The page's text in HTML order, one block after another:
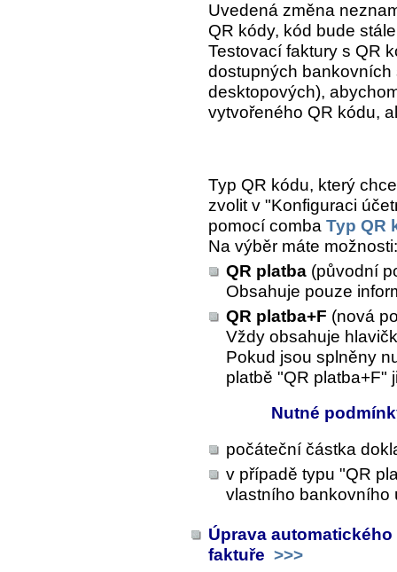
Uvedená změna
QR kódy, kód bude
Testovací faktury s QR
dostupných
desktopových),
vytvořeného QR kódu,
Typ QR kódu, který
zvolit v "Konfiguraci
pomocí comba Typ QR
Na výběr máte možnosti:
QR platba (původní
Obsahuje pouze
QR platba+F (nová
Vždy obsahuje
Pokud jsou splněny
platbě "QR platba+F"
Nutné
počáteční částka
v případě typu "QR
vlastního bankovního
Úprava
faktuře >>>